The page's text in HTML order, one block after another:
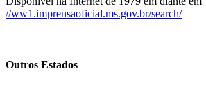
//ww1.imprensaoficial.ms.gov.br/search/
Outros Estados